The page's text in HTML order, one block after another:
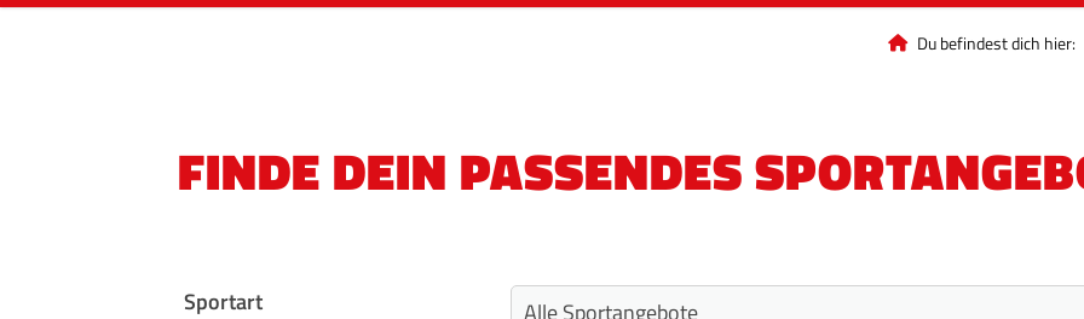
Du befindest dich hier:
FINDE DEIN PASSENDES
Sportart